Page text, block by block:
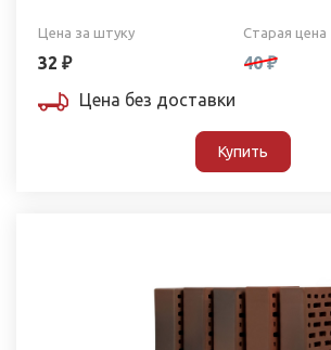
Цена за штуку
32 ₽
Старая цена
40 ₽
Цена без доставки
Купить